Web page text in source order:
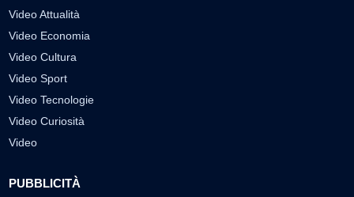
Video Attualità
Video Economia
Video Cultura
Video Sport
Video Tecnologie
Video Curiosità
Video
PUBBLICITÀ